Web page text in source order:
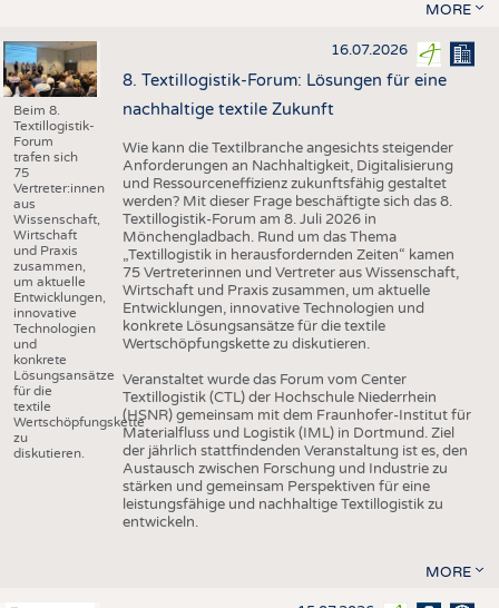
MORE
Beim 8.
Textillogistik-
Forum
trafen sich
75
Vertreter:innen
aus
Wissenschaft,
Wirtschaft
und Praxis
zusammen,
um aktuelle
Entwicklungen,
innovative
Technologien
und
konkrete
Lösungsansätze
für die
textile
Wertschöpfungskette
zu
diskutieren.
16.07.2026
8. Textillogistik-Forum: Lösungen für eine
nachhaltige textile Zukunft
Wie kann die Textilbranche angesichts steigender
Anforderungen an Nachhaltigkeit, Digitalisierung
und Ressourceneffizienz zukunftsfähig gestaltet
werden? Mit dieser Frage beschäftigte sich das 8.
Textillogistik-Forum am 8. Juli 2026 in
Mönchengladbach. Rund um das Thema
„Textillogistik in herausfordernden Zeiten“ kamen
75 Vertreterinnen und Vertreter aus Wissenschaft,
Wirtschaft und Praxis zusammen, um aktuelle
Entwicklungen, innovative Technologien und
konkrete Lösungsansätze für die textile
Wertschöpfungskette zu diskutieren.
Veranstaltet wurde das Forum vom Center
Textillogistik (CTL) der Hochschule Niederrhein
(HSNR) gemeinsam mit dem Fraunhofer-Institut für
Materialfluss und Logistik (IML) in Dortmund. Ziel
der jährlich stattfindenden Veranstaltung ist es, den
Austausch zwischen Forschung und Industrie zu
stärken und gemeinsam Perspektiven für eine
leistungsfähige und nachhaltige Textillogistik zu
entwickeln.
MORE